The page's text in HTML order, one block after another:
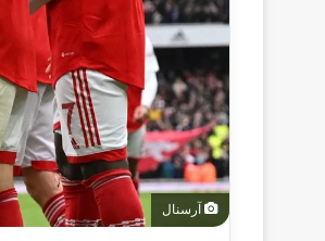
آرسنال